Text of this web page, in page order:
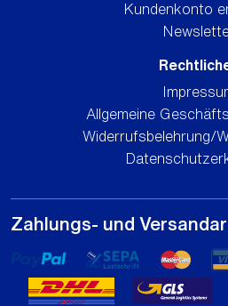
Kundenkonto
Allgemeine
Widerrufsbelehrung/
Zahlungs- und